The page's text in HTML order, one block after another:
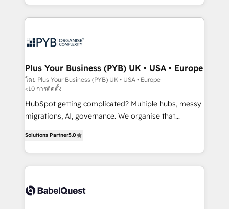
Marketing, Sales, Operations, and Service Hubs. -
Ongoing optimization, managed support, and
powerful growth engine. Built to convert, scale, and
search optimisation), and HubSpot Content Hub and
WordPress development. We work with enterprise
professional services, financial services and
Town, Dubai & London. 500+ HubSpot CRM
implementations delivered. AI visibility coverage
across ChatGPT, Claude, Perplexity, Gemini and
Google AI Overviews. HubSpot Impact Award -
Customer First HubSpot Impact Award - Integrations
Migration Excellence HubSpot Impact Award -
Platform Excellence 40+ full-time HubSpot
professionals. 100s of certifications and
Plus Your Business (PYB) UK • USA • Europe
โดย Plus Your Business (PYB) UK • USA • Europe
<10 การติดตั้ง
HubSpot getting complicated? Multiple hubs, messy
migrations, AI, governance. We organise that
Welcome to our Profile! We help with: • CRM
implementation, reports, workflows, and team
training • CRM migration from Salesforce, Pipedrive,
custom API integrations • AI governance for
Solutions Partner5.0